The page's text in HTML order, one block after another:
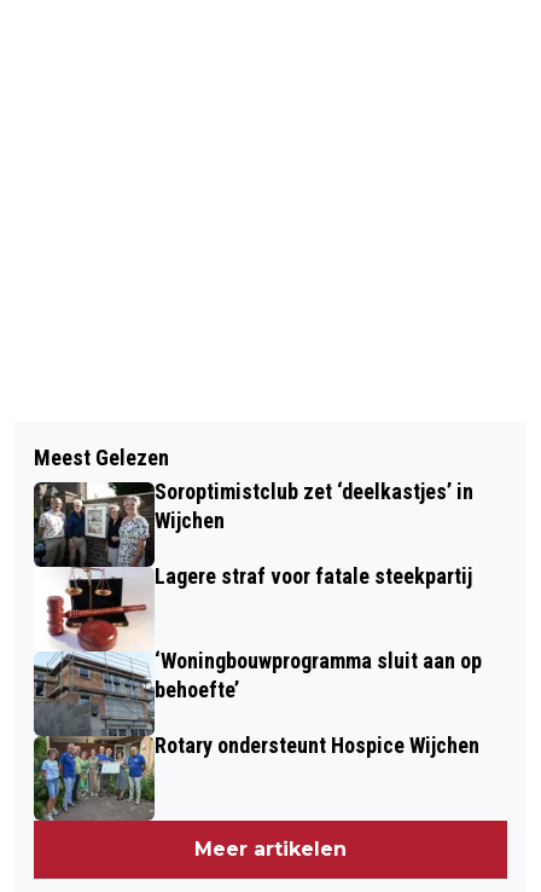
EXPOSITIE MET WERK PETER
BERGENHENEGOUWEN
DE BLAUWKOPPEN VIEREN
CARNAVAL+
Meest Gelezen
Soroptimistclub zet ‘deelkastjes’ in
Wijchen
Lagere straf voor fatale steekpartij
‘Woningbouwprogramma sluit aan op
behoefte’
Rotary ondersteunt Hospice Wijchen
Meer artikelen